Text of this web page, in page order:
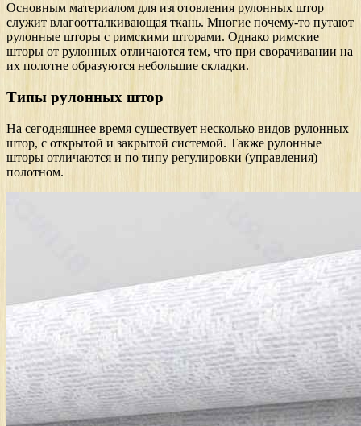
Основным материалом для изготовления рулонных штор
служит влагоотталкивающая ткань. Многие почему-то путают
рулонные шторы с римскими шторами. Однако римские
шторы от рулонных отличаются тем, что при сворачивании на
их полотне образуются небольшие складки.
Типы рулонных штор
На сегодняшнее время существует несколько видов рулонных
штор, с открытой и закрытой системой. Также рулонные
шторы отличаются и по типу регулировки (управления)
полотном.